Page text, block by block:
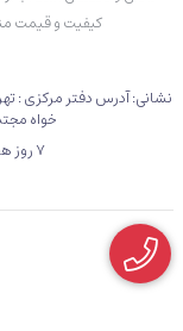
کیفیت و قیمت
نشانی: آدرس دفتر مرکزی :
خواه
۷ روز هفته، 9الی 19 پاسخگوی شما هستیم .